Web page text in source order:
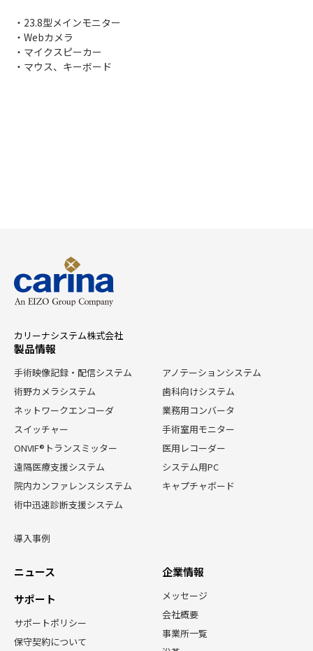
・23.8型メインモニター
・Webカメラ
・マイクスピーカー
・マウス、キーボード
カリーナシステム株式会社
製品情報
手術映像記録・配信システム
術野カメラシステム
ネットワークエンコーダ
スイッチャー
ONVIF®トランスミッター
遠隔医療支援システム
院内カンファレンスシステム
術中迅速診断支援システム
導入事例
アノテーションシステム
歯科向けシステム
業務用コンバータ
手術室用モニター
医用レコーダー
システム用PC
キャプチャボード
ニュース
サポート
サポートポリシー
保守契約について
企業情報
メッセージ
会社概要
事業所一覧